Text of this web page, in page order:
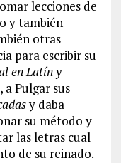
lecciones de
y también
otras
para escribir su
en Latín y
a Pulgar sus
y daba
su método y
las letras cual
de su reinado.